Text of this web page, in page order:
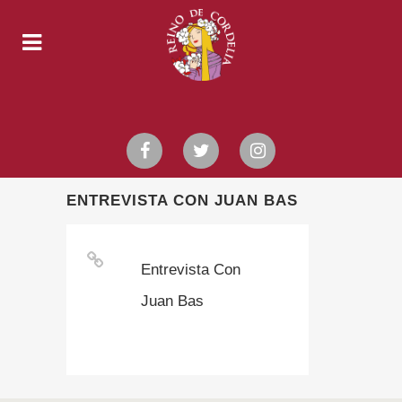
ENTREVISTA CON JUAN BAS
Entrevista Con
Juan Bas